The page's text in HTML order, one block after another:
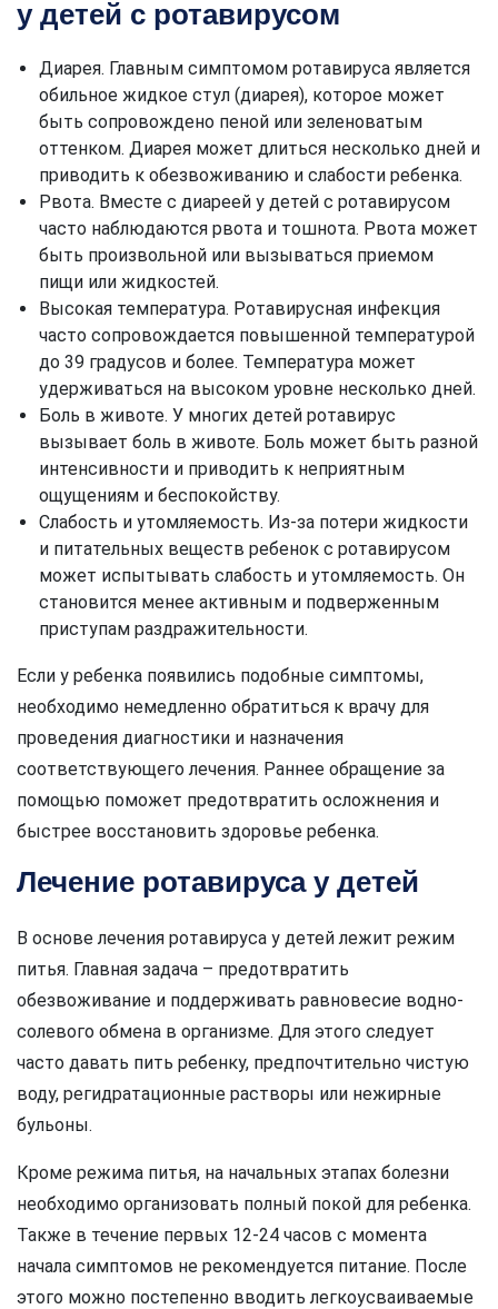
у детей с ротавирусом
Диарея. Главным симптомом ротавируса является
обильное жидкое стул (диарея), которое может
быть сопровождено пеной или зеленоватым
оттенком. Диарея может длиться несколько дней и
приводить к обезвоживанию и слабости ребенка.
Рвота. Вместе с диареей у детей с ротавирусом
часто наблюдаются рвота и тошнота. Рвота может
быть произвольной или вызываться приемом
пищи или жидкостей.
Высокая температура. Ротавирусная инфекция
часто сопровождается повышенной температурой
до 39 градусов и более. Температура может
удерживаться на высоком уровне несколько дней.
Боль в животе. У многих детей ротавирус
вызывает боль в животе. Боль может быть разной
интенсивности и приводить к неприятным
ощущениям и беспокойству.
Слабость и утомляемость. Из-за потери жидкости
и питательных веществ ребенок с ротавирусом
может испытывать слабость и утомляемость. Он
становится менее активным и подверженным
приступам раздражительности.
Если у ребенка появились подобные симптомы,
необходимо немедленно обратиться к врачу для
проведения диагностики и назначения
соответствующего лечения. Раннее обращение за
помощью поможет предотвратить осложнения и
быстрее восстановить здоровье ребенка.
Лечение ротавируса у детей
В основе лечения ротавируса у детей лежит режим
питья. Главная задача – предотвратить
обезвоживание и поддерживать равновесие водно-
солевого обмена в организме. Для этого следует
часто давать пить ребенку, предпочтительно чистую
воду, регидратационные растворы или нежирные
бульоны.
Кроме режима питья, на начальных этапах болезни
необходимо организовать полный покой для ребенка.
Также в течение первых 12-24 часов с момента
начала симптомов не рекомендуется питание. После
этого можно постепенно вводить легкоусваиваемые